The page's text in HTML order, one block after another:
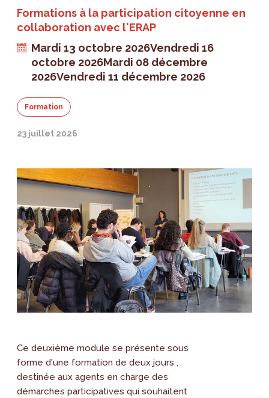
Formations à la participation citoyenne en
collaboration avec l'ERAP
Mardi 13 octobre 2026Vendredi 16
octobre 2026Mardi 08 décembre
2026Vendredi 11 décembre 2026
Formation
23 juillet 2026
Ce deuxième module se présente sous
forme d'une formation de deux jours ,
destinée aux agents en charge des
démarches participatives qui souhaitent